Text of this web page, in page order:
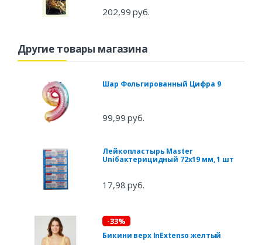
202,99 руб.
Другие товары магазина
Шар Фольгированный Цифра 9
99,99 руб.
Лейкопластырь Master
Uniбактерицидный 72х19 мм, 1 шт
17,98 руб.
-33%
Бикини верх InExtenso желтый